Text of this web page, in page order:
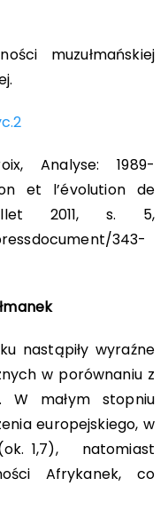
muzułmańskiej
Analyse: 1989-
et l’évolution de
2011, s. 5,
343-
nastąpiły wyraźne
w porównaniu z
W małym stopniu
europejskiego, w
1,7), natomiast
Afrykanek, co